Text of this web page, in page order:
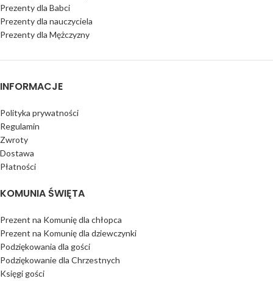
Prezenty dla Babci
Prezenty dla nauczyciela
Prezenty dla Mężczyzny
INFORMACJE
Polityka prywatności
Regulamin
Zwroty
Dostawa
Płatności
KOMUNIA ŚWIĘTA
Prezent na Komunię dla chłopca
Prezent na Komunię dla dziewczynki
Podziękowania dla gości
Podziękowanie dla Chrzestnych
Księgi gości